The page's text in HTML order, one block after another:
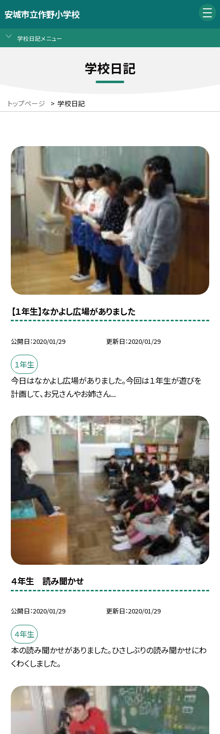
安城市立作野小学校
学校日記メニュー
学校日記
トップページ > 学校日記
【１年生】なかよし広場がありました
公開日 2020/01/29 更新日 2020/01/29
１年生
今日はなかよし広場がありました。今回は１年生が遊びを
計画して、お兄さんやお姉さん...
４年生 読み聞かせ
公開日 2020/01/29 更新日 2020/01/29
４年生
本の読み聞かせがありました。ひさしぶりの読み聞かせにわ
くわくしました。